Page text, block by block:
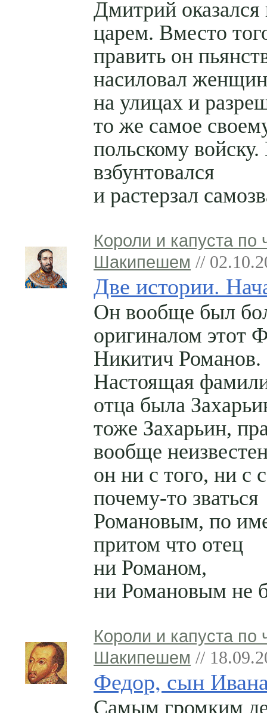
Дмитрий
царем. Вместо
править он
насиловал женщин
на улицах и
то же самое
польскому
взбунтовался
и растерзал
Короли и капуста по
Шакипешем //
Две истории.
Он вообще был
оригиналом этот
Никитич Романов.
Настоящая
отца была
тоже Захарьин,
вообще
он ни с того, ни с
почему-то зваться
Романовым, по
притом что отец
ни Романом,
ни Романовым не
Короли и капуста по
Шакипешем //
Федор, сын
Самым громким